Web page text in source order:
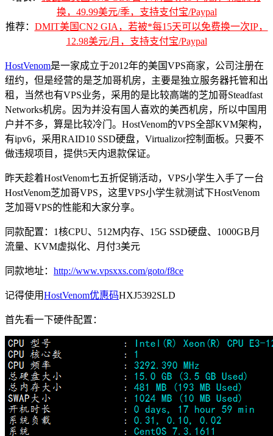
换，49.99美元/季，支持支付宝/Paypal
推荐： DMIT美国CN2 GIA，若被*每15天可以免费换一次IP，
12.98美元/月，支持支付宝/Paypal
HostVenom是一家成立于2012年的美国VPS商家，公司注册在
纽约，但是经营的是芝加哥机房，主要是独立服务器托管和出
租，当然也有VPS业务，采用的是比较高端的芝加哥Steadfast
Networks机房。因为并没有国人喜欢的美西机房，所以中国用
户并不多，算是比较冷门。HostVenom的VPS全部KVM架构，
有ipv6，采用RAID10 SSD硬盘，Virtualizor控制面板。只要不
做违规项目，提供5天内退款保证。
昨天趁着HostVenom七五折促销活动，VPS小学生入手了一台
HostVenom芝加哥VPS，这里VPS小学生就测试下HostVenom
芝加哥VPS的性能和大家分享。
同款配置：1核CPU、512M内存、15G SSD硬盘、1000GB月
流量、KVM虚拟化、月付3美元
同款地址： http://www.vpsxxs.com/goto/f8ce
记得使用HostVenom优惠码HXJ5392SLD
首先看一下硬件配置：